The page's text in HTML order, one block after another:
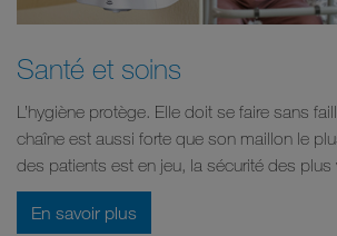
Santé et soins
L’hygiène protège. Elle doit se faire sans
chaîne est aussi forte que son maillon le
des patients est en jeu, la sécurité des plus
En savoir plus